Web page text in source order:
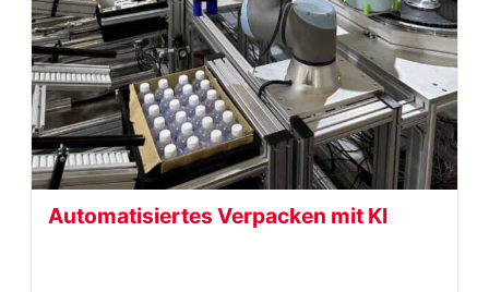
Automatisiertes Verpacken mit KI